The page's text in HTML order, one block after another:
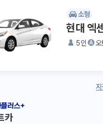
소형
현대 엑
5인 오
러스+
카